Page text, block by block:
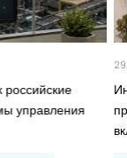
управления